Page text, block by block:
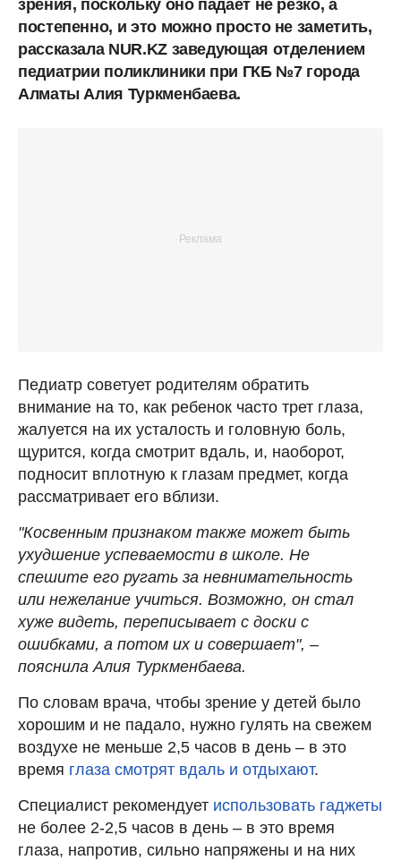
зрения, поскольку оно падает не резко, а
постепенно, и это можно просто не заметить,
рассказала NUR.KZ заведующая отделением
педиатрии поликлиники при ГКБ №7 города
Алматы Алия Туркменбаева.
Педиатр советует родителям обратить
внимание на то, как ребенок часто трет глаза,
жалуется на их усталость и головную боль,
щурится, когда смотрит вдаль, и, наоборот,
подносит вплотную к глазам предмет, когда
рассматривает его вблизи.
"Косвенным признаком также может быть
ухудшение успеваемости в школе. Не
спешите его ругать за невнимательность
или нежелание учиться. Возможно, он стал
хуже видеть, переписывает с доски с
ошибками, а потом их и совершает", –
пояснила Алия Туркменбаева.
По словам врача, чтобы зрение у детей было
хорошим и не падало, нужно гулять на свежем
воздухе не меньше 2,5 часов в день – в это
время глаза смотрят вдаль и отдыхают.
Специалист рекомендует использовать гаджеты
не более 2-2,5 часов в день – в это время
глаза, напротив, сильно напряжены и на них